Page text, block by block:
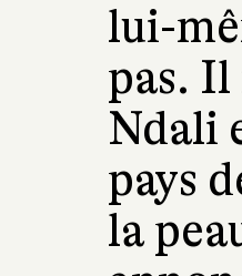
lui-
pas.
Ndali
pays
la